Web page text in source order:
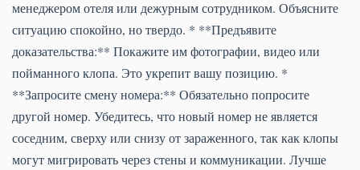
менеджером отеля или дежурным сотрудником. Объясните
ситуацию спокойно, но твердо. * **Предъявите
доказательства:** Покажите им фотографии, видео или
пойманного клопа. Это укрепит вашу позицию. *
**Запросите смену номера:** Обязательно попросите
другой номер. Убедитесь, что новый номер не является
соседним, сверху или снизу от зараженного, так как клопы
могут мигрировать через стены и коммуникации. Лучше